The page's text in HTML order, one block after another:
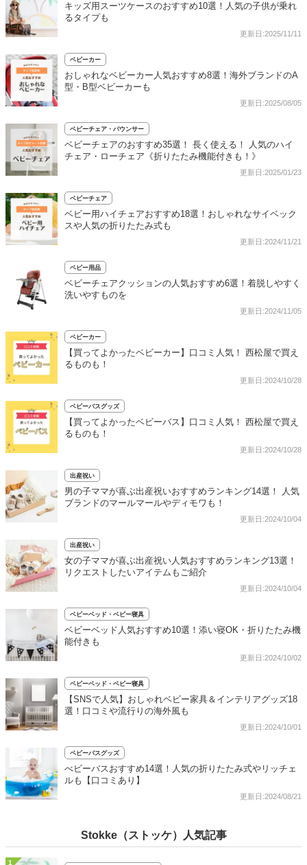
キッズ用スーツケースのおすすめ10選！人気の子供が乗れ
るタイプも
更新日:2025/11/11
ベビーカー
おしゃれなベビーカー人気おすすめ8選！海外ブランドのA
型・B型ベビーカーも
更新日:2025/08/05
ベビーチェア・バウンサー
ベビーチェアのおすすめ35選！ 長く使える！ 人気のハイ
チェア・ローチェア《折りたたみ機能付きも！》
更新日:2025/01/23
ベビーチェア
ベビー用ハイチェアおすすめ18選！おしゃれなサイベック
スや人気の折りたたみ式も
更新日:2024/11/21
ベビー用品
ベビーチェアクッションの人気おすすめ6選！着脱しやすく
洗いやすものを
更新日:2024/11/05
ベビーカー
【買ってよかったベビーカー】口コミ人気！ 西松屋で買え
るものも！
更新日:2024/10/28
ベビーバスグッズ
【買ってよかったベビーバス】口コミ人気！ 西松屋で買え
るものも！
更新日:2024/10/28
出産祝い
男の子ママが喜ぶ出産祝いおすすめランキング14選！ 人気
ブランドのマールマールやディモワも！
更新日:2024/10/04
出産祝い
女の子ママが喜ぶ出産祝い人気おすすめランキング13選！
リクエストしたいアイテムもご紹介
更新日:2024/10/04
ベビーベッド・ベビー寝具
ベビーベッド人気おすすめ10選！添い寝OK・折りたたみ機
能付きも
更新日:2024/10/02
ベビーベッド・ベビー寝具
【SNSで人気】おしゃれベビー家具＆インテリアグッズ18
選！口コミや流行りの海外風も
更新日:2024/10/01
ベビーバスグッズ
べビーバスおすすめ14選！人気の折りたたみ式やリッチェ
ルも【口コミあり】
更新日:2024/08/21
Stokke（ストッケ）人気記事
1